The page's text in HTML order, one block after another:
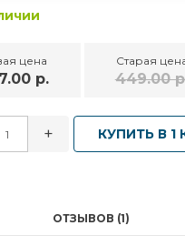
цена
р.
Старая
449.00
+ КУПИТЬ В 1
ОТЗЫВОВ (1)